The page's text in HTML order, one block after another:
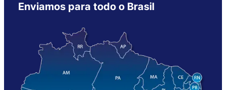
Enviamos para todo o Brasil